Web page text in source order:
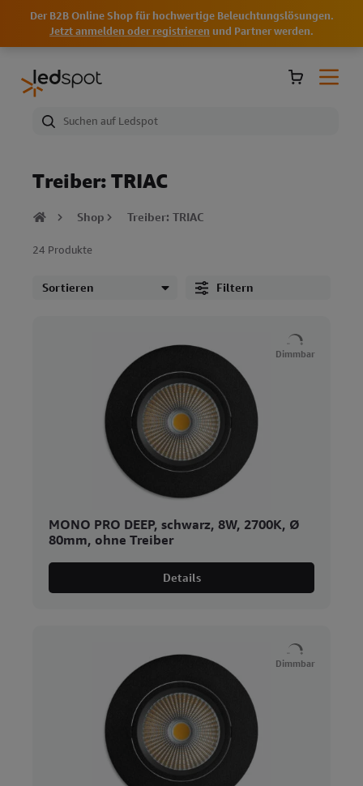
Der B2B Online Shop für hochwertige Beleuchtungslösungen.
Jetzt anmelden oder registrieren und Partner werden.
Treiber: TRIAC
Shop Treiber: TRIAC
24 Produkte
Filtern
Dimmbar
MONO PRO DEEP, schwarz, 8W, 2700K, Ø
80mm, ohne Treiber
Details
Dimmbar